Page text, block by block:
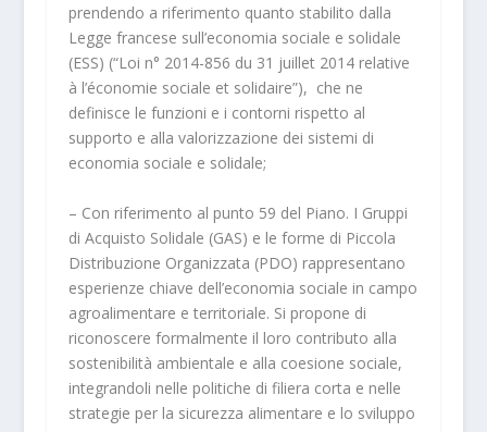
prendendo a riferimento quanto stabilito dalla
Legge francese sull’economia sociale e solidale
(ESS) (“Loi n° 2014-856 du 31 juillet 2014 relative
à l’économie sociale et solidaire”), che ne
definisce le funzioni e i contorni rispetto al
supporto e alla valorizzazione dei sistemi di
economia sociale e solidale;
– Con riferimento al punto 59 del Piano. I Gruppi
di Acquisto Solidale (GAS) e le forme di Piccola
Distribuzione Organizzata (PDO) rappresentano
esperienze chiave dell’economia sociale in campo
agroalimentare e territoriale. Si propone di
riconoscere formalmente il loro contributo alla
sostenibilità ambientale e alla coesione sociale,
integrandoli nelle politiche di filiera corta e nelle
strategie per la sicurezza alimentare e lo sviluppo